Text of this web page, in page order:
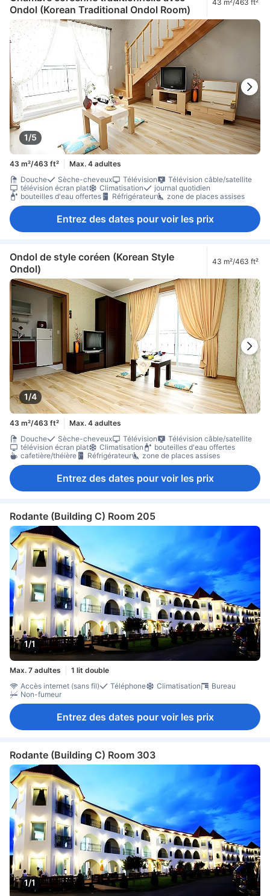
Ondol (Korean Traditional Ondol Room)
43 m²/463 ft²
1/5
43 m²/463 ft²
Max. 4 adultes
Douche
Sèche-cheveux Télévision
Télévision câble/satellite
télévision écran plat
Climatisation
journal quotidien
bouteilles d'eau offertes
Réfrigérateur zone de places assises
Entrez des dates pour voir les prix
Ondol de style coréen (Korean Style
Ondol)
43 m²/463 ft²
1/4
43 m²/463 ft²
Max. 4 adultes
Douche
Sèche-cheveux Télévision
Télévision câble/satellite
télévision écran plat
Climatisation
bouteilles d'eau offertes
cafetière/théière
Réfrigérateur zone de places assises
Entrez des dates pour voir les prix
Rodante (Building C) Room 205
1/1
Max. 7 adultes
1 lit double
Accès internet (sans fil)
Téléphone Climatisation
Bureau
Non-fumeur
Entrez des dates pour voir les prix
Rodante (Building C) Room 303
1/1